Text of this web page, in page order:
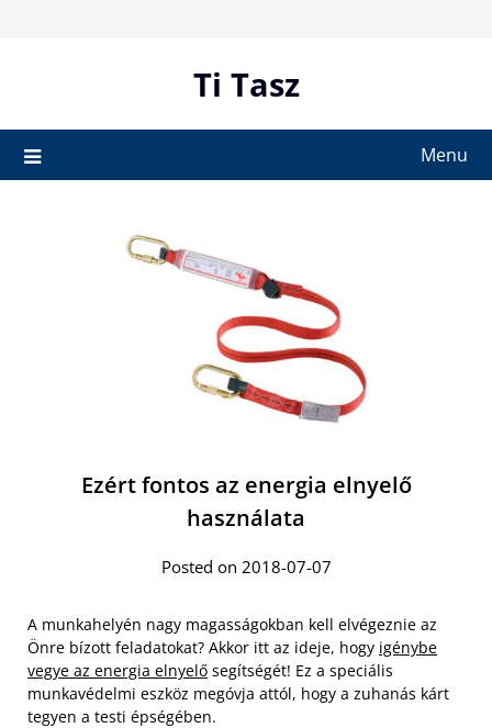
Ti Tasz
Menu
Ezért fontos az energia elnyelő
használata
Posted on 2018-07-07
A munkahelyén nagy magasságokban kell elvégeznie az
Önre bízott feladatokat? Akkor itt az ideje, hogy igénybe
vegye az energia elnyelő segítségét! Ez a speciális
munkavédelmi eszköz megóvja attól, hogy a zuhanás kárt
tegyen a testi épségében.